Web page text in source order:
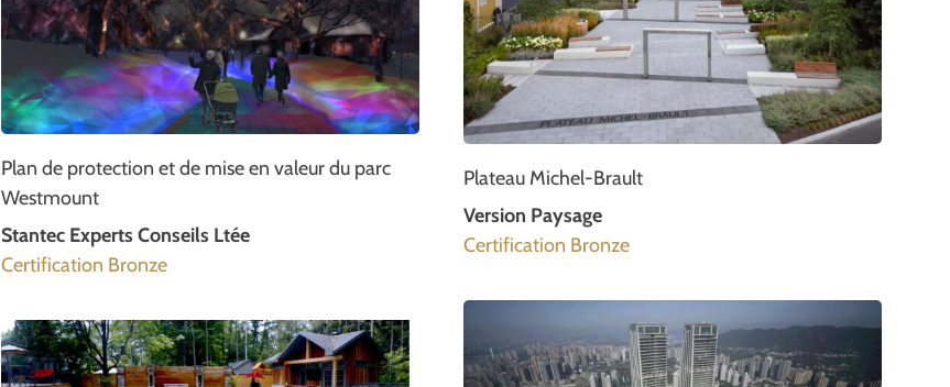
Plan de protection et de mise en valeur du parc
Westmount
Stantec Experts Conseils Ltée
Certification Bronze
Plateau Michel-Brault
Version Paysage
Certification Bronze